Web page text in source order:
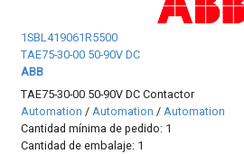
1SBL419061R5500
TAE75-30-00 50-90V DC
ABB
TAE75-30-00 50-90V DC Contactor
Automation /Automation /Automation
Cantidad mínima de pedido: 1
Cantidad de embalaje: 1